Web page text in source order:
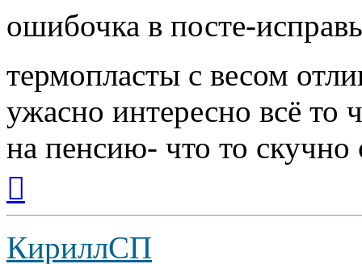
ошибочка в посте-
термопласты с весом
ужасно интересно всё то
на пенсию- что то скучно
началу
КириллСП